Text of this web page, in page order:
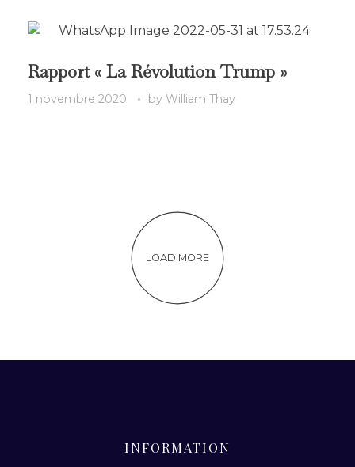
Rapport « La Révolution Trump »
1 novembre 2020 by William Thay
LOAD MORE
INFORMATION